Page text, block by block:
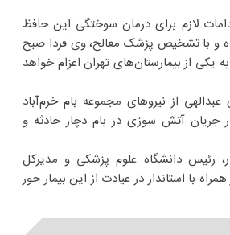
لازم برای درمان سوختگی این حافظ
و با تشخیص پزشک معالج، وی فردا صبح
یکی از بیمارستان‌های تهران اعزام خواهد
از نیروهای مجموعه بام خرم‌آباد
جریان آتش سوزی در بام دچار حادثه و
رئیس دانشگاه علوم پزشکی و مدیرکل
با استاندار در عیادت از این بیمار حور